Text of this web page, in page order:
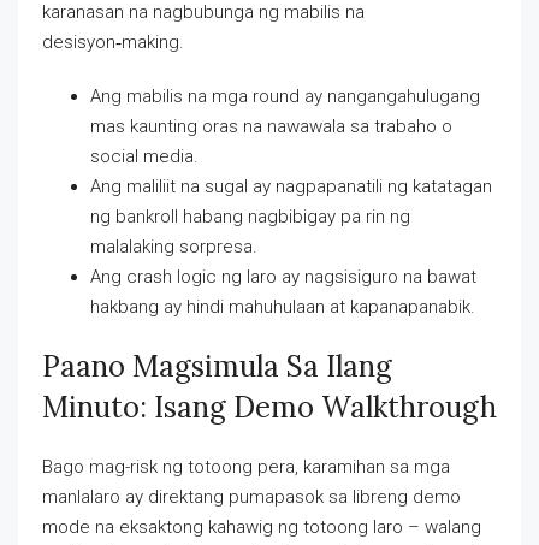
karanasan na nagbubunga ng mabilis na
desisyon‑making.
Ang mabilis na mga round ay nangangahulugang
mas kaunting oras na nawawala sa trabaho o
social media.
Ang maliliit na sugal ay nagpapanatili ng katatagan
ng bankroll habang nagbibigay pa rin ng
malalaking sorpresa.
Ang crash logic ng laro ay nagsisiguro na bawat
hakbang ay hindi mahuhulaan at kapanapanabik.
Paano Magsimula Sa Ilang
Minuto: Isang Demo Walkthrough
Bago mag-risk ng totoong pera, karamihan sa mga
manlalaro ay direktang pumapasok sa libreng demo
mode na eksaktong kahawig ng totoong laro – walang